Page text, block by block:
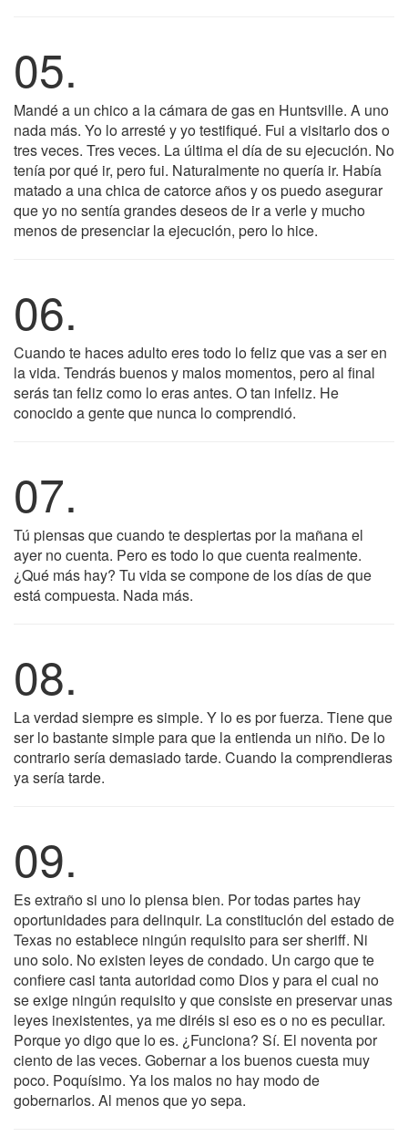
05.
Mandé a un chico a la cámara de gas en Huntsville. A uno
nada más. Yo lo arresté y yo testifiqué. Fui a visitarlo dos o
tres veces. Tres veces. La última el día de su ejecución. No
tenía por qué ir, pero fui. Naturalmente no quería ir. Había
matado a una chica de catorce años y os puedo asegurar
que yo no sentía grandes deseos de ir a verle y mucho
menos de presenciar la ejecución, pero lo hice.
06.
Cuando te haces adulto eres todo lo feliz que vas a ser en
la vida. Tendrás buenos y malos momentos, pero al final
serás tan feliz como lo eras antes. O tan infeliz. He
conocido a gente que nunca lo comprendió.
07.
Tú piensas que cuando te despiertas por la mañana el
ayer no cuenta. Pero es todo lo que cuenta realmente.
¿Qué más hay? Tu vida se compone de los días de que
está compuesta. Nada más.
08.
La verdad siempre es simple. Y lo es por fuerza. Tiene que
ser lo bastante simple para que la entienda un niño. De lo
contrario sería demasiado tarde. Cuando la comprendieras
ya sería tarde.
09.
Es extraño si uno lo piensa bien. Por todas partes hay
oportunidades para delinquir. La constitución del estado de
Texas no establece ningún requisito para ser sheriff. Ni
uno solo. No existen leyes de condado. Un cargo que te
confiere casi tanta autoridad como Dios y para el cual no
se exige ningún requisito y que consiste en preservar unas
leyes inexistentes, ya me diréis si eso es o no es peculiar.
Porque yo digo que lo es. ¿Funciona? Sí. El noventa por
ciento de las veces. Gobernar a los buenos cuesta muy
poco. Poquísimo. Ya los malos no hay modo de
gobernarlos. Al menos que yo sepa.